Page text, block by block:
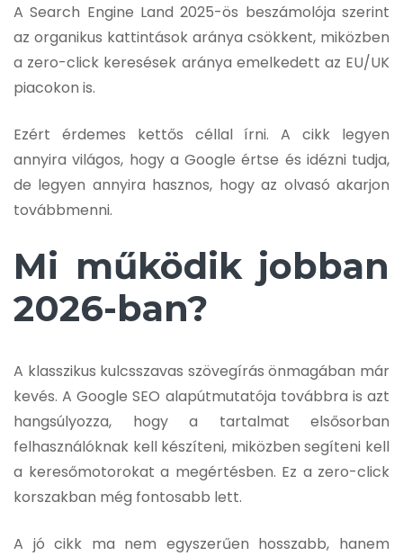
A Search Engine Land 2025-ös beszámolója szerint
az organikus kattintások aránya csökkent, miközben
a zero-click keresések aránya emelkedett az EU/UK
piacokon is.
Ezért érdemes kettős céllal írni. A cikk legyen
annyira világos, hogy a Google értse és idézni tudja,
de legyen annyira hasznos, hogy az olvasó akarjon
továbbmenni.
Mi működik jobban
2026-ban?
A klasszikus kulcsszavas szövegírás önmagában már
kevés. A Google SEO alapútmutatója továbbra is azt
hangsúlyozza, hogy a tartalmat elsősorban
felhasználóknak kell készíteni, miközben segíteni kell
a keresőmotorokat a megértésben. Ez a zero-click
korszakban még fontosabb lett.
A jó cikk ma nem egyszerűen hosszabb, hanem